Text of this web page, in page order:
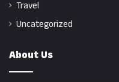
Travel
Uncategorized
About Us